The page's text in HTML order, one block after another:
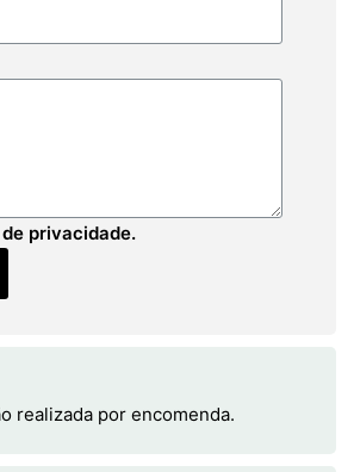
privacidade.
realizada por encomenda.